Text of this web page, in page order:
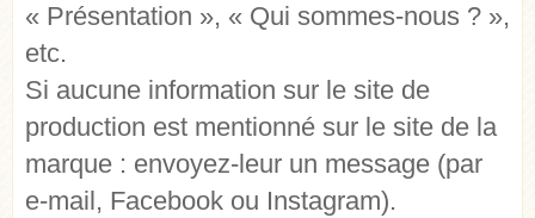
« Présentation », « Qui sommes-nous ? »,
etc.
Si aucune information sur le site de
production est mentionné sur le site de la
marque : envoyez-leur un message (par
e-mail, Facebook ou Instagram).